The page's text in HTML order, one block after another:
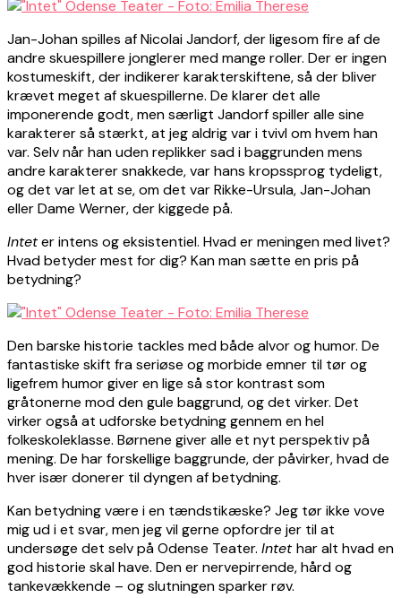
Jan-Johan spilles af Nicolai Jandorf, der ligesom fire af de
andre skuespillere jonglerer med mange roller. Der er ingen
kostumeskift, der indikerer karakterskiftene, så der bliver
krævet meget af skuespillerne. De klarer det alle
imponerende godt, men særligt Jandorf spiller alle sine
karakterer så stærkt, at jeg aldrig var i tvivl om hvem han
var. Selv når han uden replikker sad i baggrunden mens
andre karakterer snakkede, var hans kropssprog tydeligt,
og det var let at se, om det var Rikke-Ursula, Jan-Johan
eller Dame Werner, der kiggede på.
Inteter intens og eksistentiel. Hvad er meningen med livet?
Hvad betyder mest for dig? Kan man sætte en pris på
betydning?
Den barske historie tackles med både alvor og humor. De
fantastiske skift fra seriøse og morbide emner til tør og
ligefrem humor giver en lige så stor kontrast som
gråtonerne mod den gule baggrund, og det virker. Det
virker også at udforske betydning gennem en hel
folkeskoleklasse. Børnene giver alle et nyt perspektiv på
mening. De har forskellige baggrunde, der påvirker, hvad de
hver især donerer til dyngen af betydning.
Kan betydning være i en tændstikæske? Jeg tør ikke vove
mig ud i et svar, men jeg vil gerne opfordre jer til at
undersøge det selv på Odense Teater. Intethar alt hvad en
god historie skal have. Den er nervepirrende, hård og
tankevækkende – og slutningen sparker røv.